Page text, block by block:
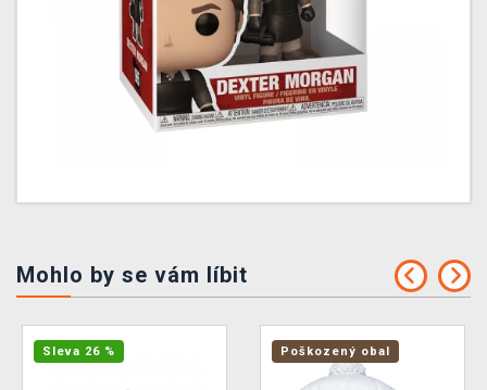
Mohlo by se vám líbit
Sleva 26 % Poškozený obal